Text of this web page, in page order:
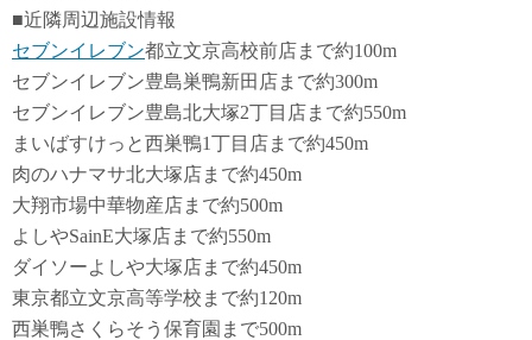
■近隣周辺施設情報
セブンイレブン都立文京高校前店まで約100m
セブンイレブン豊島巣鴨新田店まで約300m
セブンイレブン豊島北大塚2丁目店まで約550m
まいばすけっと西巣鴨1丁目店まで約450m
肉のハナマサ北大塚店まで約450m
大翔市場中華物産店まで約500m
よしやSainE大塚店まで約550m
ダイソーよしや大塚店まで約450m
東京都立文京高等学校まで約120m
西巣鴨さくらそう保育園まで500m